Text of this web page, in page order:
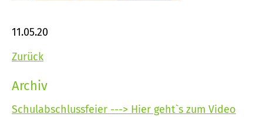
11.05.20
Zurück
Archiv
Schulabschlussfeier ---> Hier geht`s zum Video